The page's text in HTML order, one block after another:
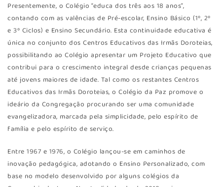
Presentemente, o Colégio “educa dos três aos 18 anos”,
contando com as valências de Pré-escolar, Ensino Básico (1º, 2º
e 3º Ciclos) e Ensino Secundário. Esta continuidade educativa é
única no conjunto dos Centros Educativos das Irmãs Doroteias,
possibilitando ao Colégio apresentar um Projeto Educativo que
contribui para o crescimento integral desde crianças pequenas
até jovens maiores de idade. Tal como os restantes Centros
Educativos das Irmãs Doroteias, o Colégio da Paz promove o
ideário da Congregação procurando ser uma comunidade
evangelizadora, marcada pela simplicidade, pelo espírito de
família e pelo espírito de serviço.
Entre 1967 e 1976, o Colégio lançou-se em caminhos de
inovação pedagógica, adotando o Ensino Personalizado, com
base no modelo desenvolvido por alguns colégios da